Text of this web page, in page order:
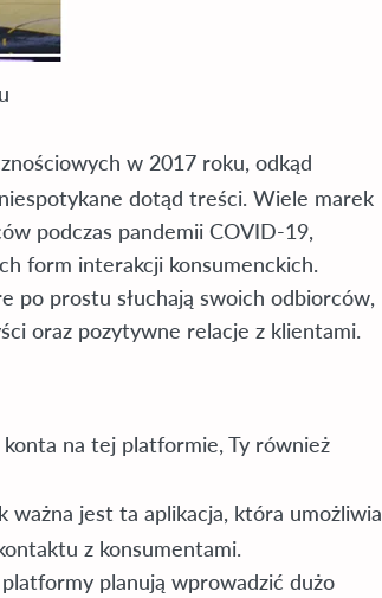
w 2017 roku, odkąd
dotąd treści. Wiele marek
podczas pandemii COVID-19,
form interakcji konsumenckich.
po prostu słuchają swoich odbiorców,
oraz pozytywne relacje z klientami.
na tej platformie, Ty również
ważna jest ta aplikacja, która umożliwia
z konsumentami.
planują wprowadzić dużo